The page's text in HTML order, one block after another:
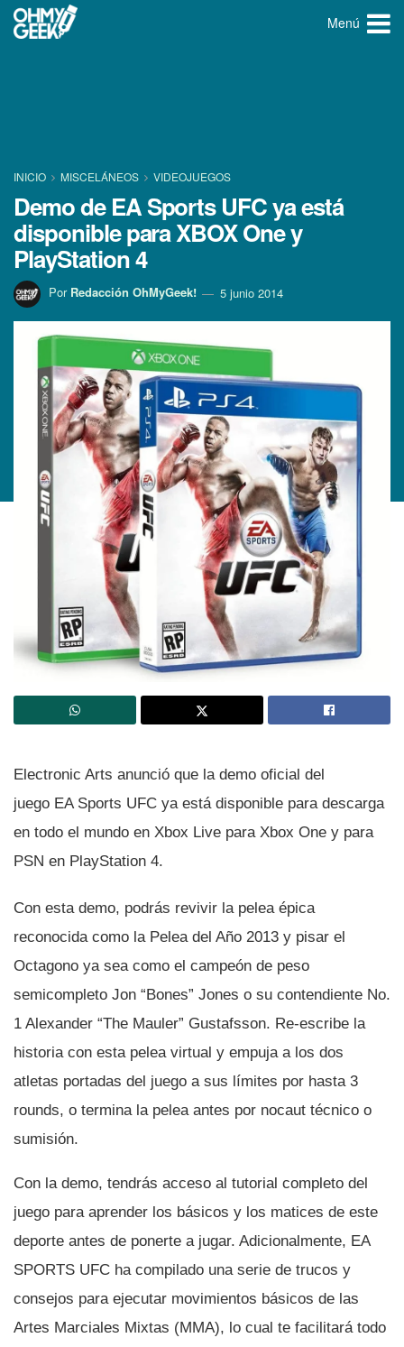
Menú
INICIO MISCELÁNEOS VIDEOJUEGOS
Demo de EA Sports UFC ya está
disponible para XBOX One y
PlayStation 4
Por Redacción OhMyGeek! 5 junio 2014
Electronic Arts anunció que la demo oficial del
juego EA Sports UFC ya está disponible para descarga
en todo el mundo en Xbox Live para Xbox One y para
PSN en PlayStation 4.
Con esta demo, podrás revivir la pelea épica
reconocida como la Pelea del Año 2013 y pisar el
Octagono ya sea como el campeón de peso
semicompleto Jon “Bones” Jones o su contendiente No.
1 Alexander “The Mauler” Gustafsson. Re-escribe la
historia con esta pelea virtual y empuja a los dos
atletas portadas del juego a sus lí­mites por hasta 3
rounds, o termina la pelea antes por nocaut técnico o
sumisión.
Con la demo, tendrás acceso al tutorial completo del
juego para aprender los básicos y los matices de este
deporte antes de ponerte a jugar. Adicionalmente, EA
SPORTS UFC ha compilado una serie de trucos y
consejos para ejecutar movimientos básicos de las
Artes Marciales Mixtas (MMA), lo cual te facilitará todo